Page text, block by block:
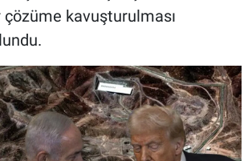
kavuşturulması